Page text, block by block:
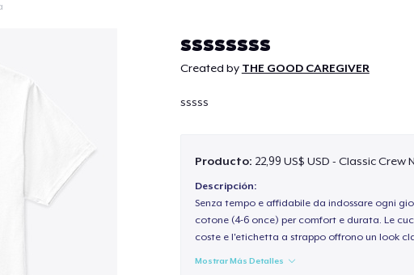
ssssssss
Created by THE GOOD CAREGIVER
sssss
Producto: 22,99 US$ USD - Classic Crew
Descripción:
Senza tempo e affidabile da indossare ogni
cotone (4-6 once) per comfort e durata. Le
coste e l'etichetta a strappo offrono un look
Mostrar Más Detalles